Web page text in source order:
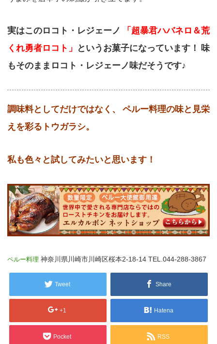
実はこのロコト・レジェーノ
「超暴君ハバネロ＆荒
くれ勇者ロコト」
というお菓子になっています！ 味
もそのままロコト・レジェーノ味だそうです♪
調味料としてだけではなく、
ペルー料理の味と見栄
えを彩るトウガラシ。
私も色々と試してみたいと思います！
ペルー料理 神奈川県川崎市川崎区桜本2-18-14 TEL.044-288-3867
Tweet Share
+1 Hatena
Pocket RSS